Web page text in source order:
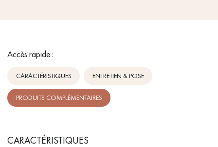
Accès rapide :
CARACTÉRISTIQUES ENTRETIEN & POSE
PRODUITS COMPLÉMENTAIRES
CARACTÉRISTIQUES